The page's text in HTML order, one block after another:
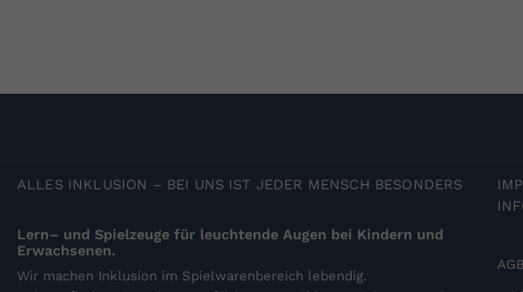
ALLES INKLUSION – BEI UNS IST JEDER MENSCH BESONDERS
Lern– und Spielzeuge für leuchtende Augen bei Kindern und
Erwachsenen.
Wir machen Inklusion im Spielwarenbereich lebendig.
AGB